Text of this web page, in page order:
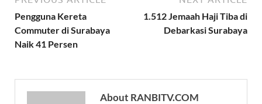
Pengguna Kereta
Commuter di Surabaya
Naik 41 Persen
1.512 Jemaah Haji Tiba di
Debarkasi Surabaya
About RANBITV.COM